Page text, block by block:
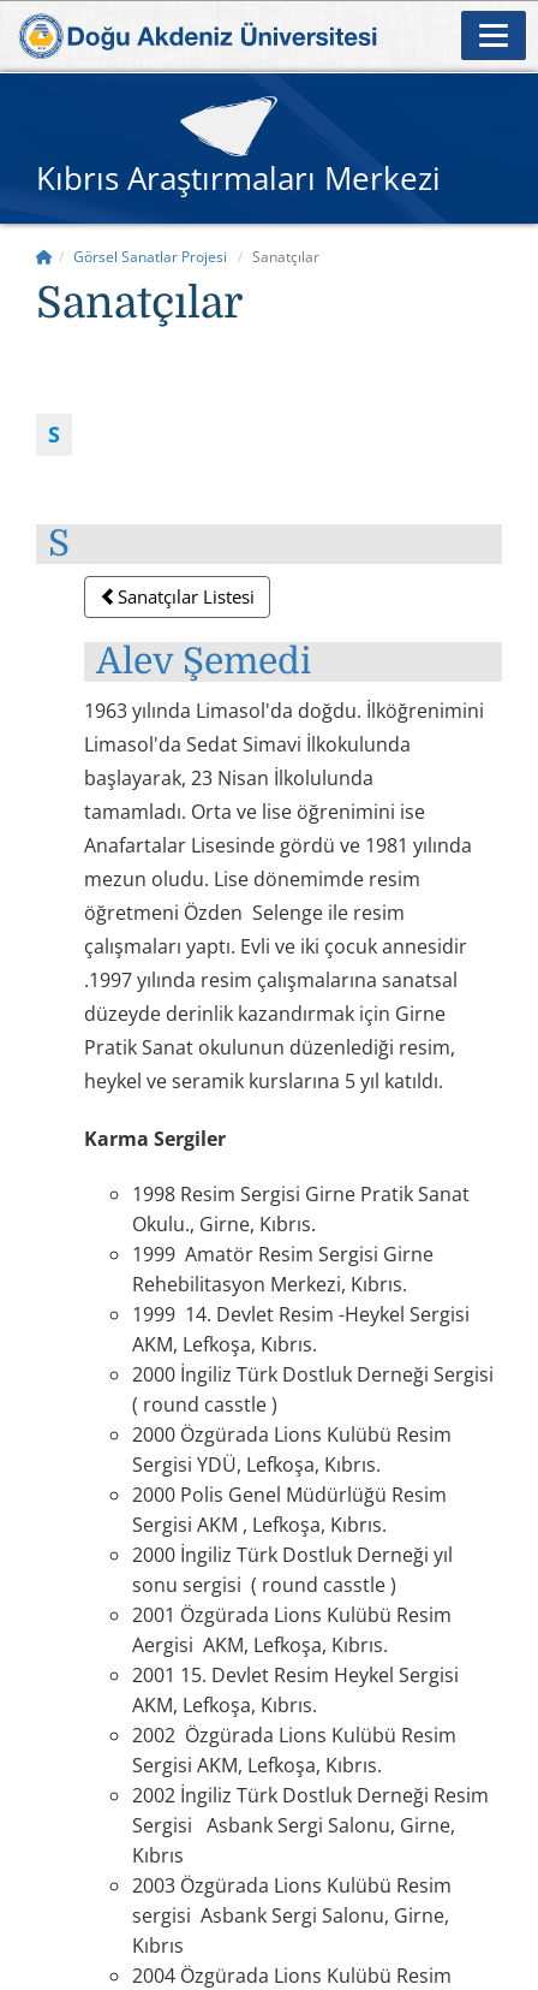
Kıbrıs Araştırmaları Merkezi
Görsel Sanatlar Projesi Sanatçılar
Sanatçılar
S
S
Sanatçılar Listesi
Alev Şemedi
1963 yılında Limasol'da doğdu. İlköğrenimini
Limasol'da Sedat Simavi İlkokulunda
başlayarak, 23 Nisan İlkolulunda
tamamladı. Orta ve lise öğrenimini ise
Anafartalar Lisesinde gördü ve 1981 yılında
mezun oludu. Lise dönemimde resim
öğretmeni Özden Selenge ile resim
çalışmaları yaptı. Evli ve iki çocuk annesidir
.1997 yılında resim çalışmalarına sanatsal
düzeyde derinlik kazandırmak için Girne
Pratik Sanat okulunun düzenlediği resim,
heykel ve seramik kurslarına 5 yıl katıldı.
Karma Sergiler
1998 Resim Sergisi Girne Pratik Sanat
Okulu., Girne, Kıbrıs.
1999 Amatör Resim Sergisi Girne
Rehebilitasyon Merkezi, Kıbrıs.
1999 14. Devlet Resim -Heykel Sergisi
AKM, Lefkoşa, Kıbrıs.
2000 İngiliz Türk Dostluk Derneği Sergisi
( round casstle )
2000 Özgürada Lions Kulübü Resim
Sergisi YDÜ, Lefkoşa, Kıbrıs.
2000 Polis Genel Müdürlüğü Resim
Sergisi AKM , Lefkoşa, Kıbrıs.
2000 İngiliz Türk Dostluk Derneği yıl
sonu sergisi ( round casstle )
2001 Özgürada Lions Kulübü Resim
Aergisi AKM, Lefkoşa, Kıbrıs.
2001 15. Devlet Resim Heykel Sergisi
AKM, Lefkoşa, Kıbrıs.
2002 Özgürada Lions Kulübü Resim
Sergisi AKM, Lefkoşa, Kıbrıs.
2002 İngiliz Türk Dostluk Derneği Resim
Sergisi Asbank Sergi Salonu, Girne,
Kıbrıs
2003 Özgürada Lions Kulübü Resim
sergisi Asbank Sergi Salonu, Girne,
Kıbrıs
2004 Özgürada Lions Kulübü Resim